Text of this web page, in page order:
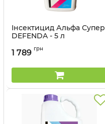
Інсектицид Альфа Супер
DEFENDA - 5 л
1 789 грн